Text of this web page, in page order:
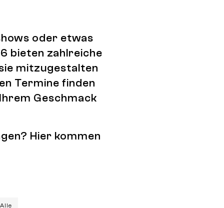
oder etwas
bieten zahlreiche
mitzugestalten
Termine finden
Geschmack
Hier kommen